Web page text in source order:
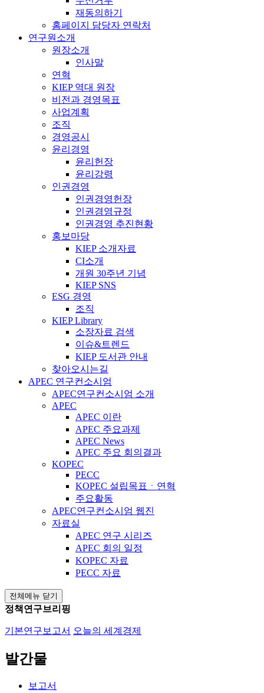
재동의하기
홈페이지 담당자 연락처
연구원소개
원장소개
인사말
연혁
KIEP 역대 원장
비전과 경영목표
사업계획
조직
경영공시
윤리경영
윤리헌장
윤리강령
인권경영
인권경영헌장
인권경영규정
인권경영 추진현황
홍보마당
KIEP 소개자료
CI소개
개원 30주년 기념
KIEP SNS
ESG 경영
조직
KIEP Library
소장자료 검색
이슈&트렌드
KIEP 도서관 안내
찾아오시는길
APEC 연구컨소시엄
APEC연구컨소시엄 소개
APEC
APEC 이란
APEC 주요과제
APEC News
APEC 주요 회의결과
KOPEC
PECC
KOPEC 설립목표ㆍ연혁
주요활동
APEC연구컨소시엄 웹진
자료실
APEC 연구 시리즈
APEC 회의 일정
KOPEC 자료
PECC 자료
전체메뉴 닫기
정책연구브리핑
기본연구보고서 오늘의 세계경제
발간물
보고서